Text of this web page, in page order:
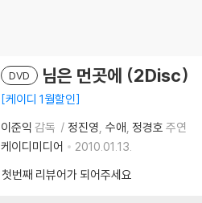
DVD 님은 먼곳에 (2Disc)
케이디 1월할인
이준익 감독 정진영 수애 정경호 주연
케이디미디어
2010.01.13.
첫번째 리뷰어가 되어주세요